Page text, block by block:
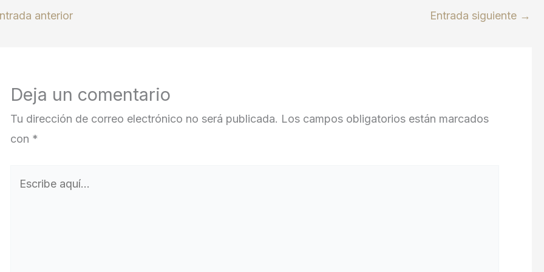
anterior Entrada siguiente →
Deja un comentario
Tu dirección de correo electrónico no será publicada. Los campos obligatorios están marcados
con *